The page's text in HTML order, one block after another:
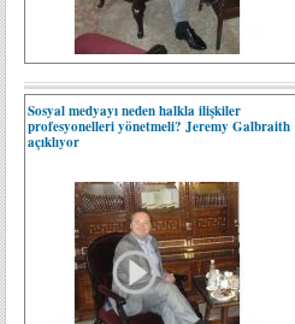
Sosyal medyayı neden halkla ilişkiler
profesyonelleri yönetmeli? Jeremy Galbraith
açıklıyor